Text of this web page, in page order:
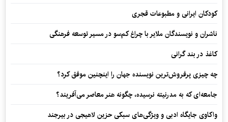
کودکان ایرانی و مطبوعات قجری
ناشران و نویسندگان ملایر با چراغ کم‌سو در مسیر توسعه فرهنگی
کاغذ در بند گرانی
چه چیزی پرفروش‌ترین نویسنده جهان را اینچنین موفق کرد؟
جامعه‌ای که به مدرنیته نرسیده، چگونه هنر معاصر می‌آفریند؟
واکاوی جایگاه ادبی و ویژگی‌های سبکی حزین لاهیجی در بیرجند